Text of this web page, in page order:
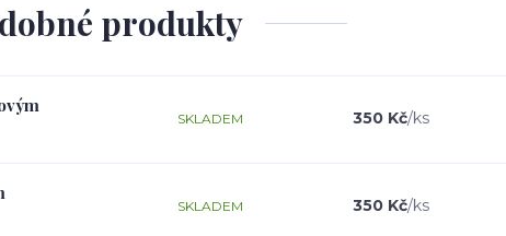
produkty
350 Kč/ks
SKLADEM
350 Kč/ks
SKLADEM